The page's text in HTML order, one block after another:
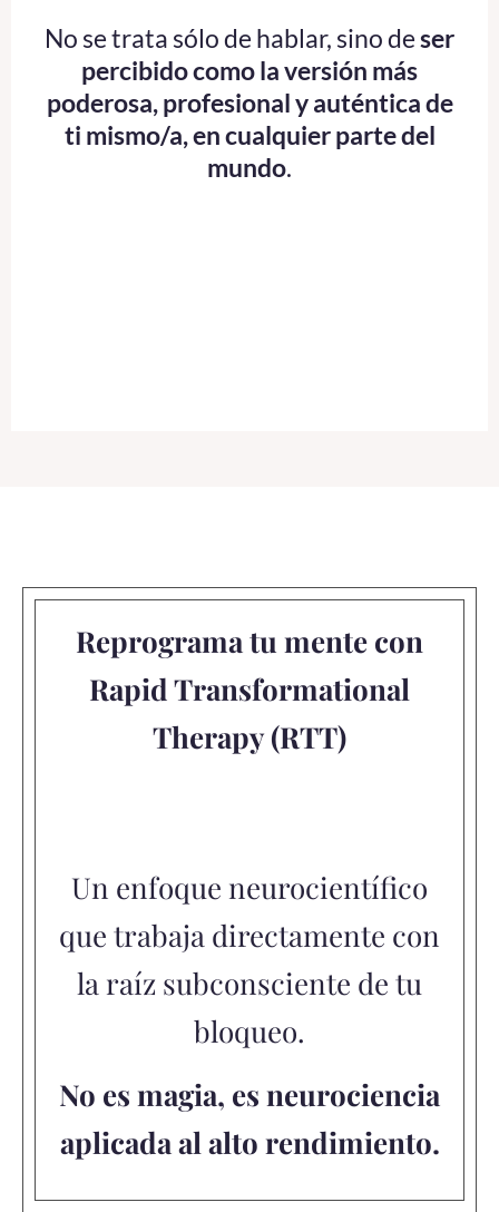
No se trata sólo de hablar, sino deser
percibido como la versión más
poderosa, profesional y auténtica de
ti mismo/a, en cualquier parte del
mundo.
Reprograma tu mente con
Rapid Transformational
Therapy (RTT)
Un enfoque neurocientífico
que trabaja directamente con
la raíz subconsciente de tu
bloqueo.
No es magia, es neurociencia
aplicada al alto rendimiento.